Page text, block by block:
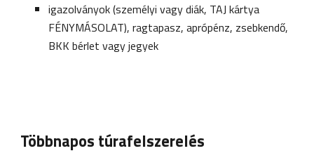
igazolványok (személyi vagy diák, TAJ kártya
FÉNYMÁSOLAT), ragtapasz, aprópénz, zsebkendő,
BKK bérlet vagy jegyek
Többnapos túrafelszerelés